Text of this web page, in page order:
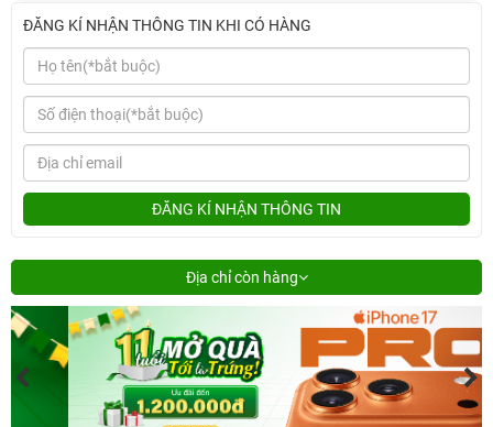
ĐĂNG KÍ NHẬN THÔNG TIN KHI CÓ HÀNG
ĐĂNG KÍ NHẬN THÔNG TIN
Địa chỉ còn hàng